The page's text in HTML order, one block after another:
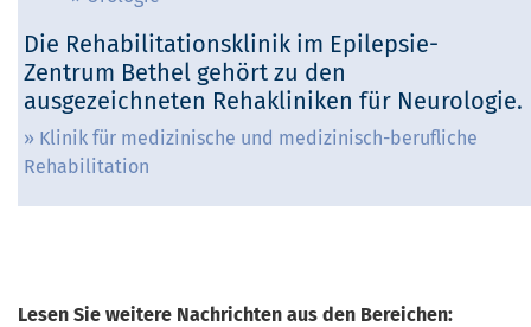
Die Rehabilitationsklinik im Epilepsie-
Zentrum Bethel gehört zu den
ausgezeichneten Rehakliniken für Neurologie.
Klinik für medizinische und medizinisch-berufliche
Rehabilitation
Lesen Sie weitere Nachrichten aus den Bereichen: